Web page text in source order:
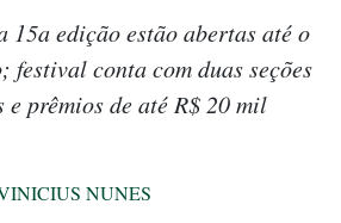
15a edição estão abertas até o
festival conta com duas seções
prêmios de até R$ 20 mil
NUNES